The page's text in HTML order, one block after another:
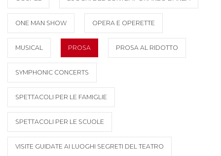
ONE MAN SHOW OPERA E OPERETTE
MUSICAL PROSA PROSA AL RIDOTTO
SYMPHONIC CONCERTS
SPETTACOLI PER LE FAMIGLIE
SPETTACOLI PER LE SCUOLE
VISITE GUIDATE AI LUOGHI SEGRETI DEL TEATRO